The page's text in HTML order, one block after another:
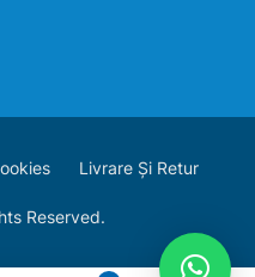
Reserved.
Livrare Și Retur